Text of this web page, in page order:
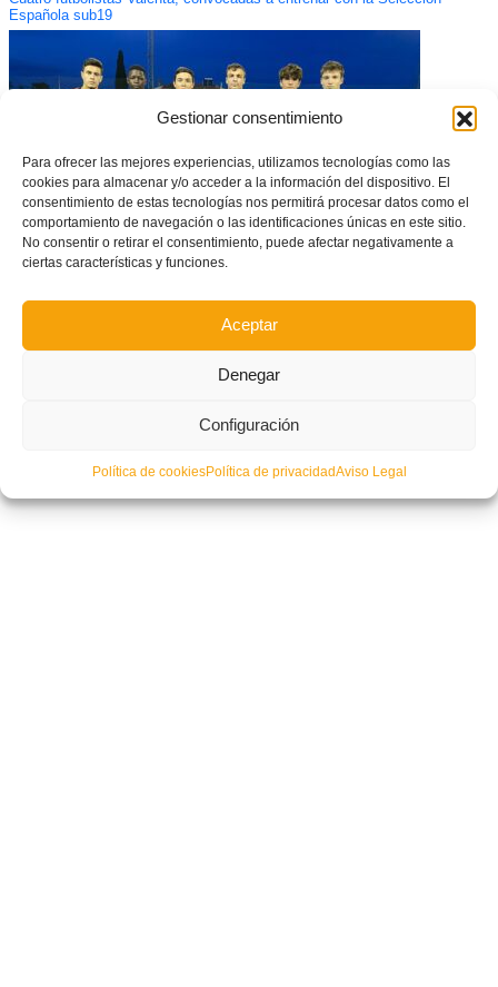
Gestionar consentimiento
Para ofrecer las mejores experiencias, utilizamos tecnologías como las
cookies para almacenar y/o acceder a la información del dispositivo. El
consentimiento de estas tecnologías nos permitirá procesar datos como el
comportamiento de navegación o las identificaciones únicas en este sitio.
No consentir o retirar el consentimiento, puede afectar negativamente a
ciertas características y funciones.
Aceptar
Denegar
Configuración
Política de cookiesPolítica de privacidadAviso Legal
Española sub19
Julen Guerrero cita a tres jugadores valencianos con la Selección